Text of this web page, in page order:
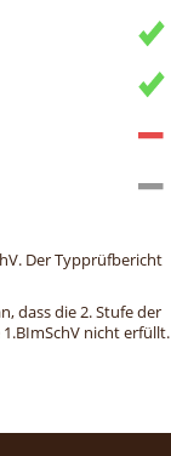
Der Typprüfbericht
dass die 2. Stufe der
nicht erfüllt.